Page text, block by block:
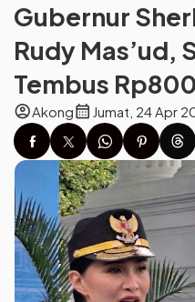
Gubernur
Rudy Mas’ud,
Tembus
account_circleAkongcalendar_month Jumat, 24 Apr